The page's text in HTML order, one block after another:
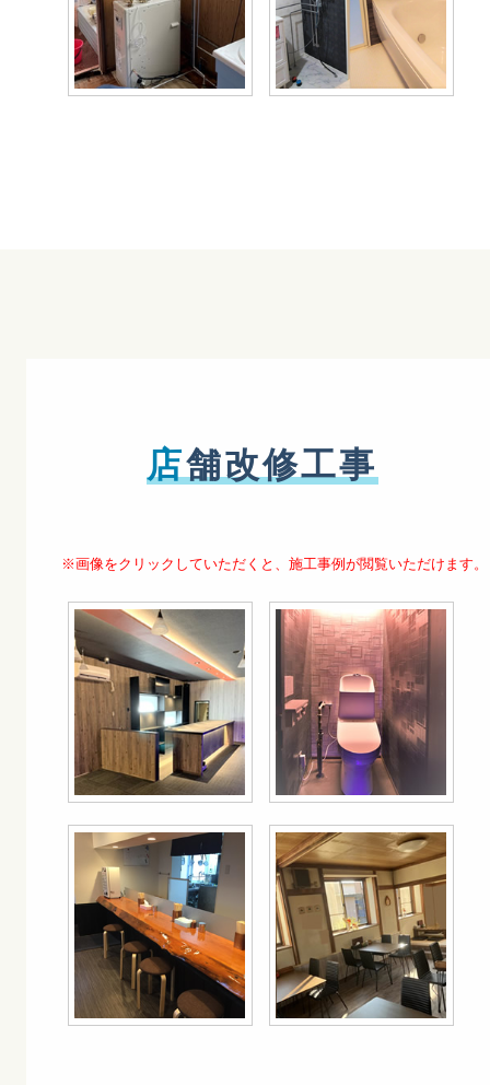
店舗改修工事
※画像をクリックしていただくと、施工事例が閲覧いただけます。